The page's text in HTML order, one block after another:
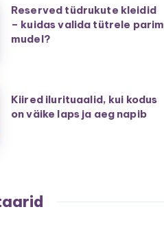
Reserved tüdrukute kleidid
– kuidas valida tütrele parim
mudel?
Kiired ilurituaalid, kui kodus
on väike laps ja aeg napib